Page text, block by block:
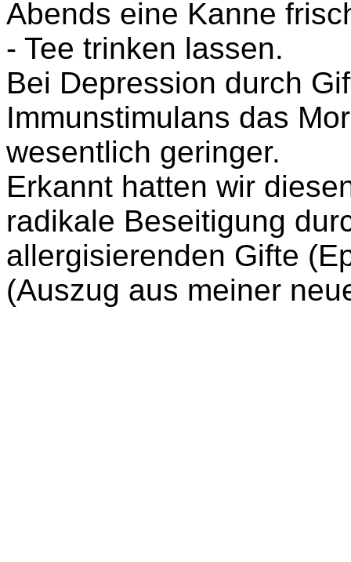
Abends eine Kanne
- Tee trinken lassen.
Bei Depression durch
Immunstimulans das
wesentlich geringer.
Erkannt hatten wir
radikale Beseitigung
allergisierenden Gifte
(Auszug aus meiner